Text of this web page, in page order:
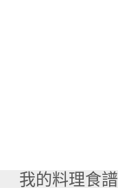
我的料理食譜